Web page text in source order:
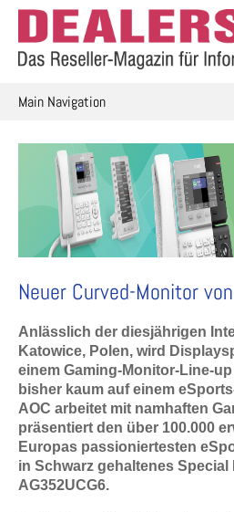
Skip
content
Main Navigation
Neuer Curved-Monitor von
Anlässlich der diesjährigen
Katowice, Polen, wird
einem Gaming-Monitor-Line-up
bisher kaum auf einem eSports
AOC arbeitet mit namhaften
präsentiert den über 100.000
Europas passioniertesten
in Schwarz gehaltenes Special
AG352UCG6.